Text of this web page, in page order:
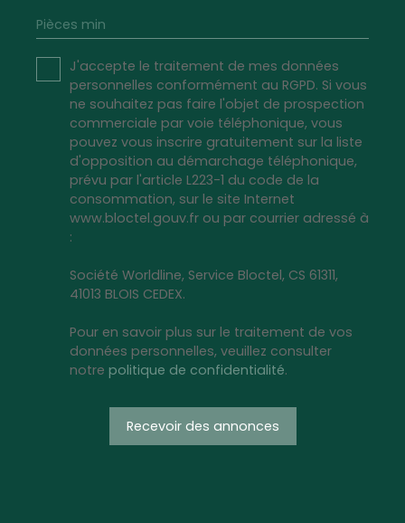
Pièces min
J'accepte le traitement de mes données
personnelles conformément au RGPD. Si vous
ne souhaitez pas faire l'objet de prospection
commerciale par voie téléphonique, vous
pouvez vous inscrire gratuitement sur la liste
d'opposition au démarchage téléphonique,
prévu par l'article L223-1 du code de la
consommation, sur le site Internet
www.bloctel.gouv.fr ou par courrier adressé à
:
Société Worldline, Service Bloctel, CS 61311,
41013 BLOIS CEDEX.
Pour en savoir plus sur le traitement de vos
données personnelles, veuillez consulter
notre politique de confidentialité.
Recevoir des annonces